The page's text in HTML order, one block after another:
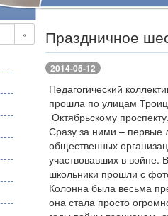
» Праздничное
2014-05-12
Педагогический
прошла по улицам
Октябрьскому
Сразу за ними – первые
общественных
участвовавших в войне.
школьники прошли с
Колонна была весьма
она стала просто